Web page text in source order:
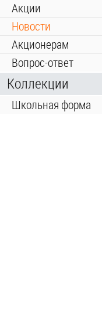
Акции
Новости
Акционерам
Вопрос-ответ
Коллекции
Школьная форма